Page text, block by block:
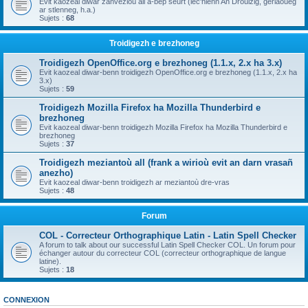
ar stlenneg, h.a.)
Sujets : 68
Troidigezh e brezhoneg
Troidigezh OpenOffice.org e brezhoneg (1.1.x, 2.x ha 3.x)
Evit kaozeal diwar-benn troidigezh OpenOffice.org e brezhoneg (1.1.x, 2.x ha
3.x)
Sujets : 59
Troidigezh Mozilla Firefox ha Mozilla Thunderbird e
brezhoneg
Evit kaozeal diwar-benn troidigezh Mozilla Firefox ha Mozilla Thunderbird e
brezhoneg
Sujets : 37
Troidigezh meziantoù all (frank a wirioù evit an darn vrasañ
anezho)
Evit kaozeal diwar-benn troidigezh ar meziantoù dre-vras
Sujets : 48
Forum
COL - Correcteur Orthographique Latin - Latin Spell Checker
A forum to talk about our successful Latin Spell Checker COL. Un forum pour
échanger autour du correcteur COL (correcteur orthographique de langue
latine).
Sujets : 18
CONNEXION